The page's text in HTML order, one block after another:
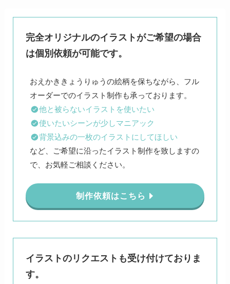
完全オリジナルのイラストがご希望の場合
は個別依頼が可能です。
おえかききょうりゅうの絵柄を保ちながら、フル
他と被らないイラストを使いたい
使いたいシーンが少しマニアック
背景込みの一枚のイラストにしてほしい
など、ご希望に沿ったイラスト制作を致しますの
で、お気軽ご相談ください。
制作依頼はこちら
イラストのリクエストも受け付けておりま
す。